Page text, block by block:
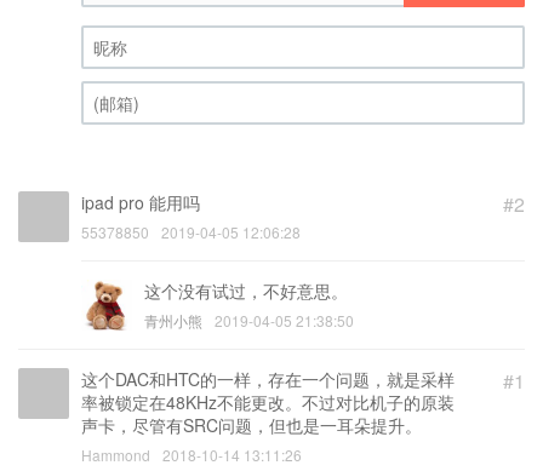
昵称 (必填)
#2
ipad pro 能用吗
55378850 2019-04-05 12:06:28
这个没有试过，不好意思。
青州小熊 2019-04-05 21:38:50
#1
这个DAC和HTC的一样，存在一个问题，就是采样
率被锁定在48KHz不能更改。不过对比机子的原装
声卡，尽管有SRC问题，但也是一耳朵提升。
Hammond 2018-10-14 13:11:26